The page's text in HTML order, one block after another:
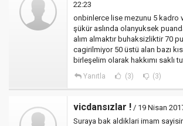
22:23
onbinlerce lise mezunu 5 kadro
şükür aslında olanyuksek
alım almaktır buhaksizliktir 70
cagirilmiyor 50 üstü alan bazı
birleşelim olarak hakkımı saklı
Yanıtla (3) (3)
vicdansızlar ! / 19 Nisan
Suraya bak aldiklari imam